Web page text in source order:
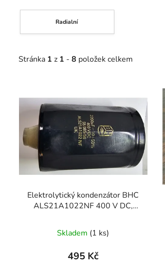
Radialní
Stránka 1 z 1 - 8 položek celkem
ý
p
s
r
o
Elektrolytický kondenzátor BHC
ALS21A1022NF 400 V DC,
Skladem (1 ks)
495 Kč